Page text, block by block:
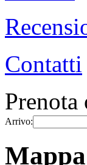
Contatti
Prenota
Arrivo: